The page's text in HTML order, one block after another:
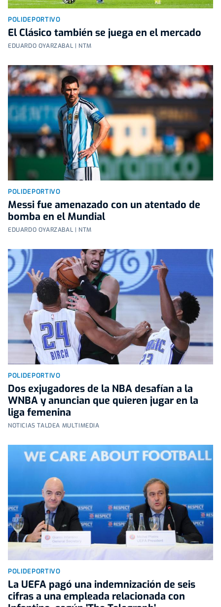
POLIDEPORTIVO
El Clásico también se juega en el mercado
EDUARDO OYARZABAL | NTM
POLIDEPORTIVO
Messi fue amenazado con un atentado de
bomba en el Mundial
EDUARDO OYARZABAL | NTM
POLIDEPORTIVO
Dos exjugadores de la NBA desafían a la
WNBA y anuncian que quieren jugar en la
liga femenina
NOTICIAS TALDEA MULTIMEDIA
POLIDEPORTIVO
La UEFA pagó una indemnización de seis
cifras a una empleada relacionada con